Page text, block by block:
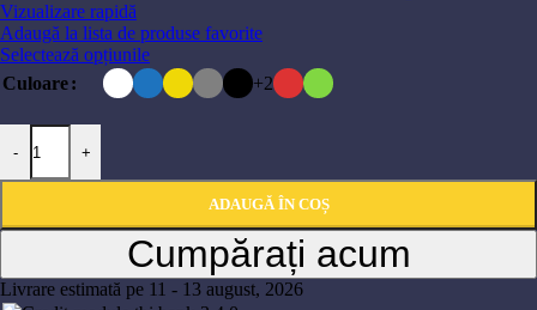
Vizualizare rapidă
Adaugă la lista de produse favorite
Selectează opțiunileAcest
produs
are
Opțiunile
fi
alese
în
pagina
Culoare +2
-
Cantitate Filament Bambu Lab ABS GF 1.75mm, bobina 1kg
+
ADAUGĂ ÎN COȘ
Cumpărați acum
Livrare estimată pe 11 - 13 august, 2026